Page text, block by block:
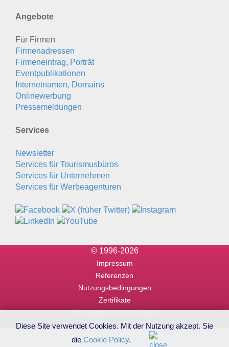
Angebote
Für Firmen
Firmenadressen
Firmeneintrag, Porträt
Eventpublikationen
Internetnamen, Domains
Onlinewerbung
Pressemeldungen
Services
Newsletter
Services für Tourismusbüros
Services für Unternehmen
Services für Werbeagenturen
© 1996-2026
Impressum
Referenzen
Nutzungsbedingungen
Zertifikate
Alle Angaben ohne Gewähr
Diese Site verwendet Cookies. Mit der Nutzung akzept. Sie
die Cookie Policy.